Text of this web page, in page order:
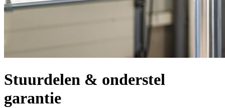
Stuurdelen & onderstel
garantie